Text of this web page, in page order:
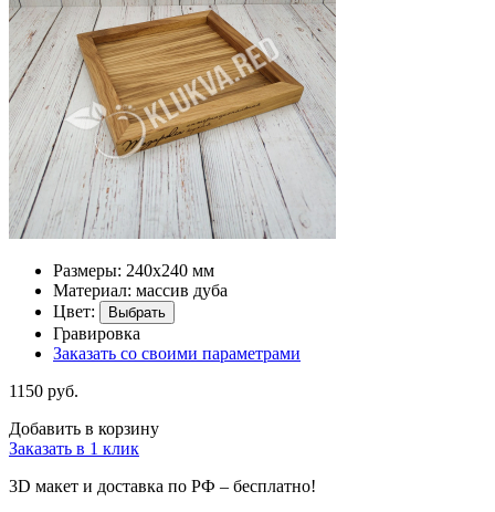
Размеры: 240х240 мм
Материал: массив дуба
Цвет:
Выбрать
Гравировка
Заказать со своими параметрами
1150 руб.
Добавить в корзину
Заказать в 1 клик
3D макет и доставка по РФ – бесплатно!